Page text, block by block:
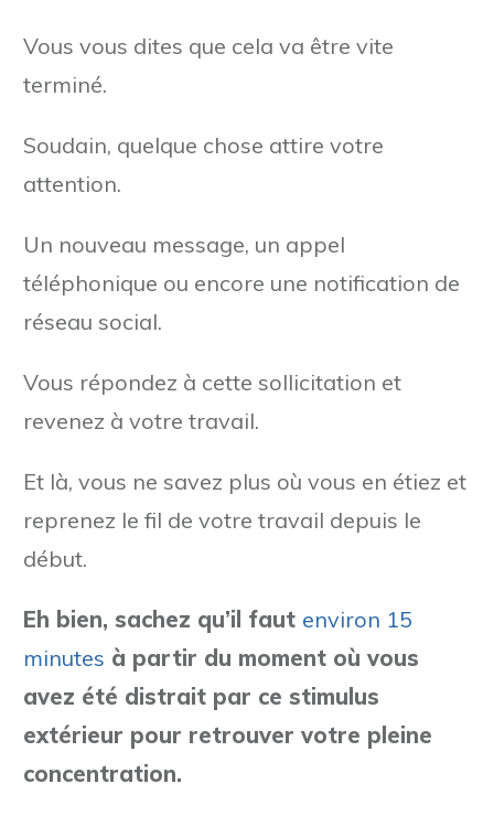
Vous vous dites que cela va être vite
terminé.
Soudain, quelque chose attire votre
attention.
Un nouveau message, un appel
téléphonique ou encore une notification de
réseau social.
Vous répondez à cette sollicitation et
revenez à votre travail.
Et là, vous ne savez plus où vous en étiez et
reprenez le fil de votre travail depuis le
début.
Eh bien, sachez qu’il faut environ 15
minutes à partir du moment où vous
avez été distrait par ce stimulus
extérieur pour retrouver votre pleine
concentration.